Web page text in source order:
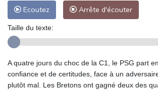
Ecoutez Arrête d'écouter
Taille du texte:
A quatre jours du choc de la C1, le PSG part
confiance et de certitudes, face à un
plutôt mal. Les Bretons ont gagné deux des